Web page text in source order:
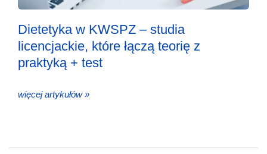
Dietetyka w KWSPZ – studia
licencjackie, które łączą teorię z
praktyką + test
więcej artykułów »